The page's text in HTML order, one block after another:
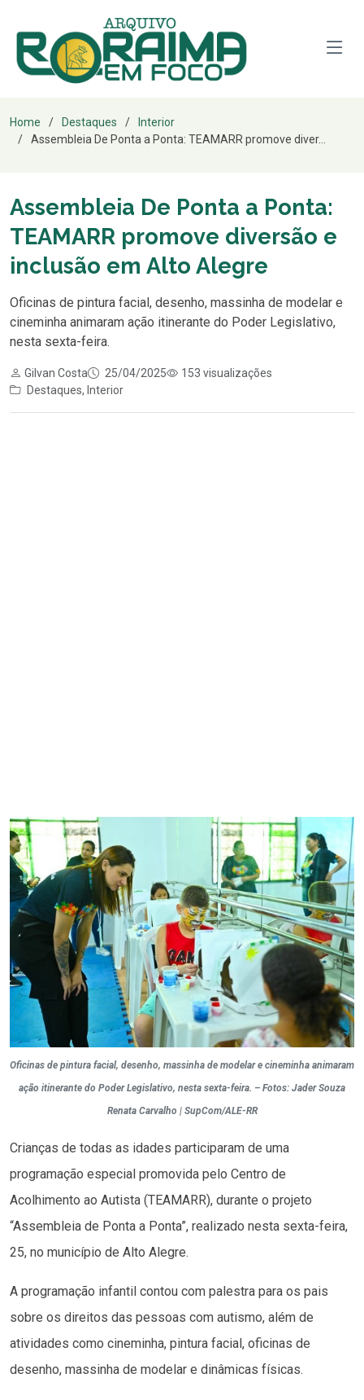
Home Destaques
Interior
Assembleia De Ponta a Ponta: TEAMARR promove diver...
Assembleia De Ponta a Ponta:
TEAMARR promove diversão e
inclusão em Alto Alegre
Oficinas de pintura facial, desenho, massinha de modelar e
cineminha animaram ação itinerante do Poder Legislativo,
nesta sexta-feira.
Gilvan Costa 25/04/2025
153 visualizações
Destaques, Interior
Oficinas de pintura facial, desenho, massinha de modelar e cineminha animaram
ação itinerante do Poder Legislativo, nesta sexta-feira. – Fotos: Jader Souza
Renata Carvalho | SupCom/ALE-RR
Crianças de todas as idades participaram de uma
programação especial promovida pelo Centro de
Acolhimento ao Autista (TEAMARR), durante o projeto
“Assembleia de Ponta a Ponta”, realizado nesta sexta-feira,
25, no município de Alto Alegre.
A programação infantil contou com palestra para os pais
sobre os direitos das pessoas com autismo, além de
atividades como cineminha, pintura facial, oficinas de
desenho, massinha de modelar e dinâmicas físicas.